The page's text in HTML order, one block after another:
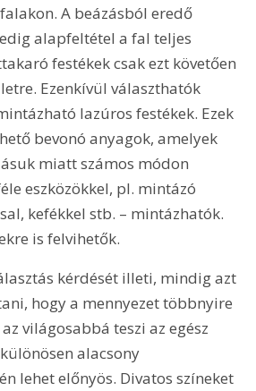
A beázásból eredő
alapfeltétel a fal teljes
festékek csak ezt követően
Ezenkívül választhatók
lazúros festékek. Ezek
bevonó anyagok, amelyek
miatt számos módon
eszközökkel, pl. mintázó
kefékkel stb. – mintázhatók.
is felvihetők.
kérdését illeti, mindig azt
hogy a mennyezet többnyire
világosabbá teszi az egész
alacsony
lehet előnyös. Divatos színeket